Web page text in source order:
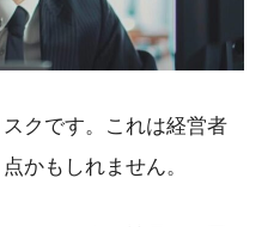
クです。これは経営者
かもしれません。